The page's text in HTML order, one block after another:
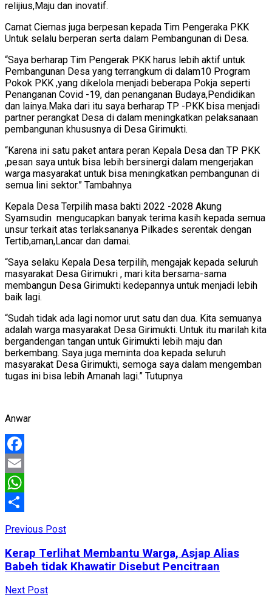
relijius,Maju dan inovatif.
Camat Ciemas juga berpesan kepada Tim Pengeraka PKK
Untuk selalu berperan serta dalam Pembangunan di Desa.
“Saya berharap Tim Pengerak PKK harus lebih aktif untuk
Pembangunan Desa yang terrangkum di dalam10 Program
Pokok PKK ,yang dikelola menjadi beberapa Pokja seperti
Penanganan Covid -19, dan penanganan Budaya,Pendidikan
dan lainya.Maka dari itu saya berharap TP -PKK bisa menjadi
partner perangkat Desa di dalam meningkatkan pelaksanaan
pembangunan khususnya di Desa Girimukti.
“Karena ini satu paket antara peran Kepala Desa dan TP PKK
,pesan saya untuk bisa lebih bersinergi dalam mengerjakan
warga masyarakat untuk bisa meningkatkan pembangunan di
semua lini sektor.” Tambahnya
Kepala Desa Terpilih masa bakti 2022 -2028 Akung
Syamsudin mengucapkan banyak terima kasih kepada semua
unsur terkait atas terlaksananya Pilkades serentak dengan
Tertib,aman,Lancar dan damai.
“Saya selaku Kepala Desa terpilih, mengajak kepada seluruh
masyarakat Desa Girimukri , mari kita bersama-sama
membangun Desa Girimukti kedepannya untuk menjadi lebih
baik lagi.
“Sudah tidak ada lagi nomor urut satu dan dua. Kita semuanya
adalah warga masyarakat Desa Girimukti. Untuk itu marilah kita
bergandengan tangan untuk Girimukti lebih maju dan
berkembang. Saya juga meminta doa kepada seluruh
masyarakat Desa Girimukti, semoga saya dalam mengemban
tugas ini bisa lebih Amanah lagi.” Tutupnya
Anwar
Facebook
Email
WhatsApp
Previous Post
Kerap Terlihat Membantu Warga, Asjap Alias
Babeh tidak Khawatir Disebut Pencitraan
Next Post